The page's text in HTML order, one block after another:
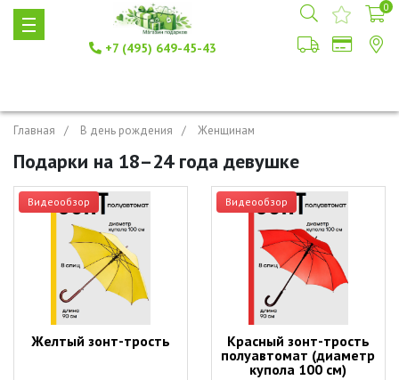
+7 (495) 649-45-43
0
Главная В день рождения Женщинам
Подарки на 18–24 года девушке
Видеообзор
Желтый зонт-трость
Видеообзор
Красный зонт-трость
полуавтомат (диаметр
купола 100 см)